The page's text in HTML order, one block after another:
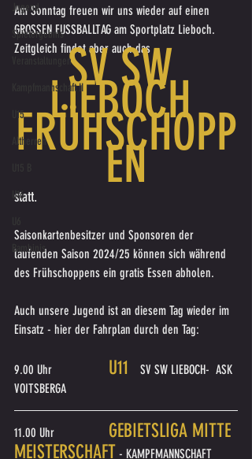
Jugend
Spielergebnis
Veranstaltungen
Kampfmannschaft II
U15
Altherren
U16
Bambinis
Am Sonntag freuen wir uns wieder auf einen
GROSSEN FUSSBALLTAG am Sportplatz Lieboch.
Zeitgleich findet aber auch das
SV SW
LIEBOCH
FRÜHSCHOPP
EN
statt.
Saisonkartenbesitzer und Sponsoren der
laufenden Saison 2024/25 können sich während
des Frühschoppens ein gratis Essen abholen.
Auch unsere Jugend ist an diesem Tag wieder im
Einsatz - hier der Fahrplan durch den Tag:
SV SW LIEBOCH-  ASK
VOITSBERGA
GEBIETSLIGA MITTE
MEISTERSCHAFT - KAMPFMANNSCHAFT